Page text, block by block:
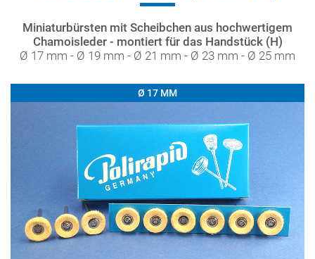
Miniaturbürsten mit Scheibchen aus hochwertigem
Chamoisleder - montiert für das Handstück (H)
Ø 17 mm - Ø 19 mm - Ø 21 mm - Ø 23 mm - Ø 25 mm
Ø 17 MM